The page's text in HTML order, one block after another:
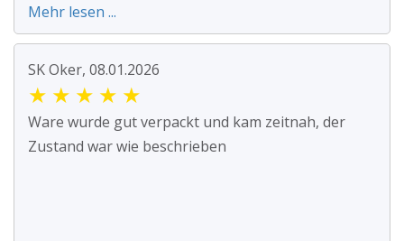
Mehr lesen ...
SK Oker, 08.01.2026
★ ★ ★ ★ ★
Ware wurde gut verpackt und kam zeitnah, der
Zustand war wie beschrieben